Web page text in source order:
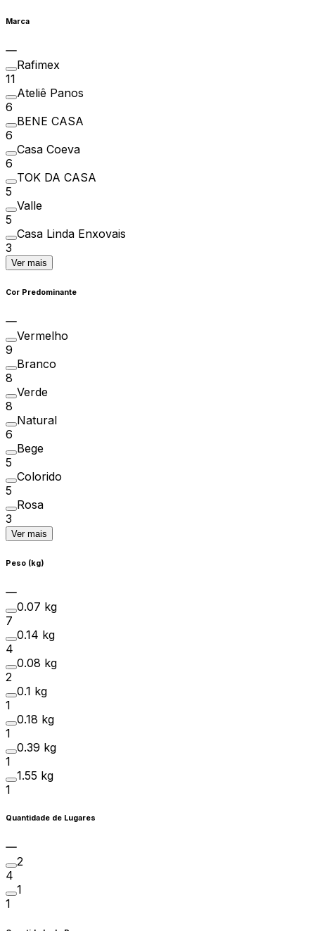
Marca
Rafimex
11
Ateliê Panos
6
BENE CASA
6
Casa Coeva
6
TOK DA CASA
5
Valle
5
Casa Linda Enxovais
3
Ver mais
Cor Predominante
Vermelho
9
Branco
8
Verde
8
Natural
6
Bege
5
Colorido
5
Rosa
3
Ver mais
Peso (kg)
0.07 kg
7
0.14 kg
4
0.08 kg
2
0.1 kg
1
0.18 kg
1
0.39 kg
1
1.55 kg
1
Quantidade de Lugares
2
4
1
1